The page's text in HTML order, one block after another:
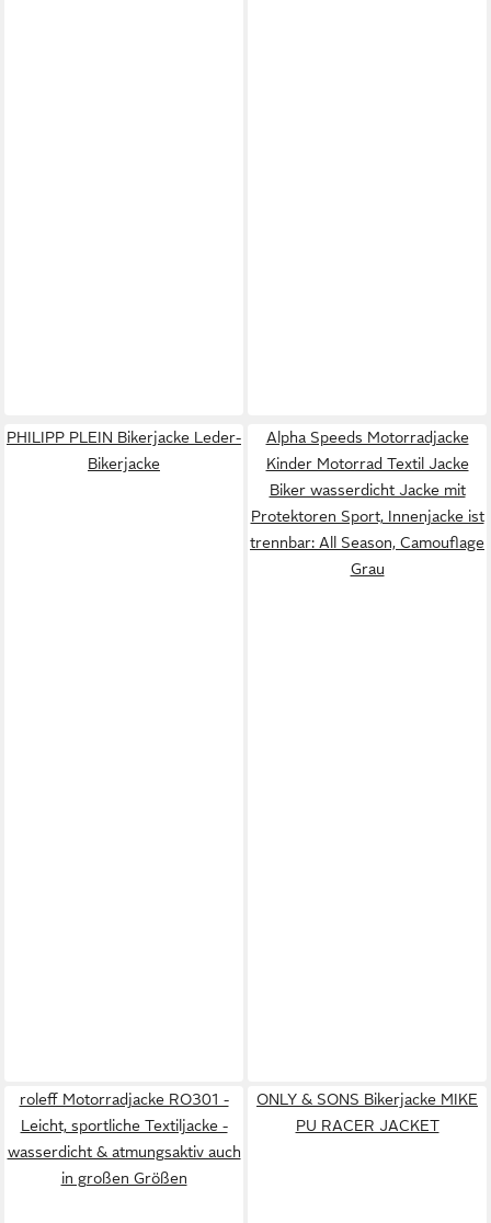
PHILIPP PLEIN Bikerjacke Leder-
Bikerjacke
Alpha Speeds Motorradjacke
Kinder Motorrad Textil Jacke
Biker wasserdicht Jacke mit
Protektoren Sport, Innenjacke ist
trennbar: All Season, Camouflage
Grau
roleff Motorradjacke RO301 -
Leicht, sportliche Textiljacke -
wasserdicht & atmungsaktiv auch
in großen Größen
ONLY & SONS Bikerjacke MIKE
PU RACER JACKET